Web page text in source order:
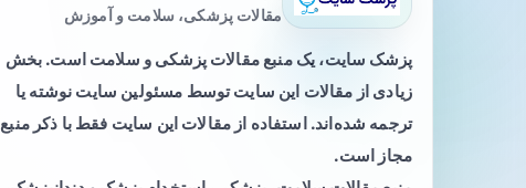
مقالات پزشکی، سلامت و آموزش
پزشک سایت، یک منبع مقالات پزشکی و سلامت است. بخش
زیادی از مقالات این سایت توسط مسئولین سایت نوشته یا
ترجمه شده‌اند. استفاده از مقالات این سایت فقط با ذکر منبع
مجاز است.